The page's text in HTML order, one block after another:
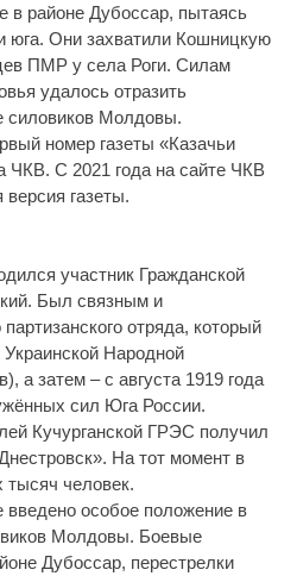
в районе Дубоссар, пытаясь
юга. Они захватили Кошницкую
ПМР у села Роги. Силам
удалось отразить
силовиков Молдовы.
номер газеты «Казачьи
ЧКВ. С 2021 года на сайте ЧКВ
версия газеты.
участник Гражданской
Был связным и
отряда, который
Народной
а затем – с августа 1919 года
сил Юга России.
Кучурганской ГРЭС получил
На тот момент в
тысяч человек.
введено особое положение в
Молдовы. Боевые
Дубоссар, перестрелки